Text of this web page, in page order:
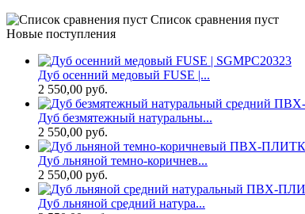
Список сравнения пуст
Новые поступления
Дуб осенний медовый FUSE |...
2 550,00 руб.
Дуб безмятежный натуральны...
2 550,00 руб.
Дуб льняной темно-коричнев...
2 550,00 руб.
Дуб льняной средний натура...